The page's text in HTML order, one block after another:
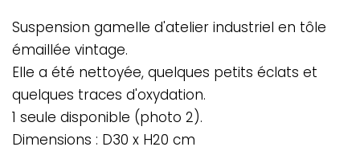
Suspension gamelle d'atelier industriel en tôle
émaillée vintage.
Elle a été nettoyée, quelques petits éclats et
quelques traces d'oxydation.
1 seule disponible (photo 2).
Dimensions : D30 x H20 cm